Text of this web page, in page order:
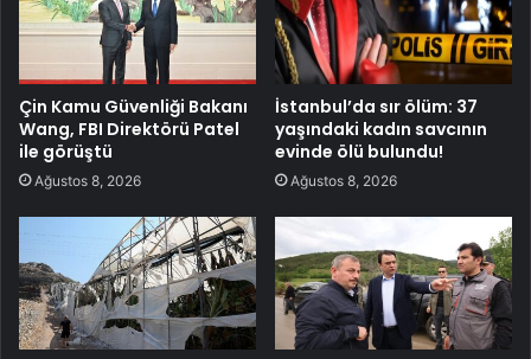
Çin Kamu Güvenliği Bakanı
Wang, FBI Direktörü Patel
ile görüştü
Ağustos 8, 2026
İstanbul’da sır ölüm: 37
yaşındaki kadın savcının
evinde ölü bulundu!
Ağustos 8, 2026